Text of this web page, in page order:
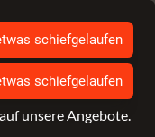
Ihnen in Zukunft
unsere Angebote.
Warenkorb
Marken